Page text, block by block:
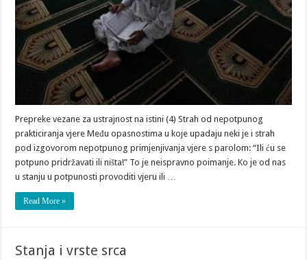
Prepreke vezane za ustrajnost na istini (4) Strah od nepotpunog
prakticiranja vjere Među opasnostima u koje upadaju neki je i strah
pod izgovorom nepotpunog primjenjivanja vjere s parolom: “Ili ću se
potpuno pridržavati ili ništa!” To je neispravno poimanje. Ko je od nas
u stanju u potpunosti provoditi vjeru ili …
Read More »
Stanja i vrste srca